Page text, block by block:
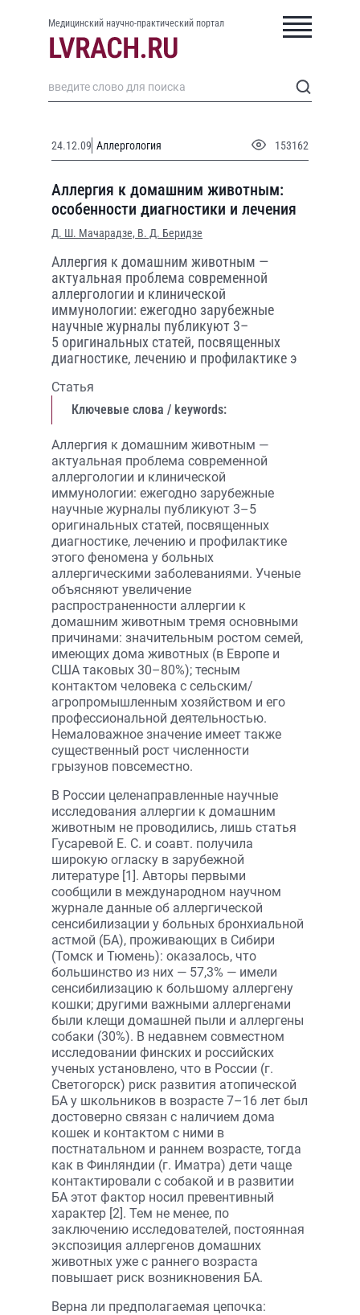
Медицинский научно-практический портал
24.12.09 Аллергология 153162
Аллергия к домашним животным:
особенности диагностики и лечения
Д. Ш. Мачарадзе, В. Д. Беридзе
Аллергия к домашним животным —
актуальная проблема современной
аллергологии и клинической
иммунологии: ежегодно зарубежные
научные журналы публикуют 3–
5 оригинальных статей, посвященных
диагностике, лечению и профилактике э
Статья
Ключевые слова / keywords:
Аллергия к домашним животным —
актуальная проблема современной
аллергологии и клинической
иммунологии: ежегодно зарубежные
научные журналы публикуют 3–5
оригинальных статей, посвященных
диагностике, лечению и профилактике
этого феномена у больных
аллергическими заболеваниями. Ученые
объясняют увеличение
распространенности аллергии к
домашним животным тремя основными
причинами: значительным ростом семей,
имеющих дома животных (в Европе и
США таковых 30–80%); тесным
контактом человека с сельским/
агропромышленным хозяйством и его
профессиональной деятельностью.
Немаловажное значение имеет также
существенный рост численности
грызунов повсеместно.
В России целенаправленные научные
исследования аллергии к домашним
животным не проводились, лишь статья
Гусаревой Е. С. и соавт. получила
широкую огласку в зарубежной
литературе [1]. Авторы первыми
сообщили в международном научном
журнале данные об аллергической
сенсибилизации у больных бронхиальной
астмой (БА), проживающих в Сибири
(Томск и Тюмень): оказалось, что
большинство из них — 57,3% — имели
сенсибилизацию к большому аллергену
кошки; другими важными аллергенами
были клещи домашней пыли и аллергены
собаки (30%). В недавнем совместном
исследовании финских и российских
ученых установлено, что в России (г.
Светогорск) риск развития атопической
БА у школьников в возрасте 7–16 лет был
достоверно связан с наличием дома
кошек и контактом с ними в
постнатальном и раннем возрасте, тогда
как в Финляндии (г. Иматра) дети чаще
контактировали с собакой и в развитии
БА этот фактор носил превентивный
характер [2]. Тем не менее, по
заключению исследователей, постоянная
экспозиция аллергенов домашних
животных уже с раннего возраста
повышает риск возникновения БА.
Верна ли предполагаемая цепочка: